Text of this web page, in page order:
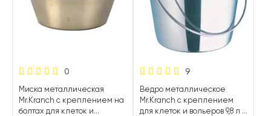
0
Миска металлическая
Mr.Kranch с креплением на
болтах для клеток и
9
Ведро металлическое
Mr.Kranch с креплением
для клеток и вольеров 9,8 л (1